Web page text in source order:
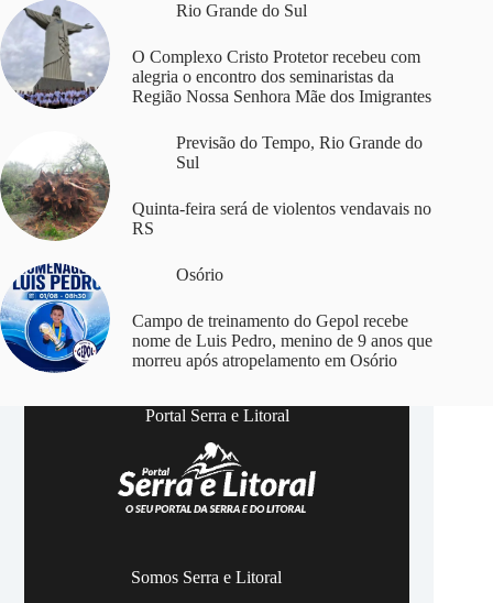
Rio Grande do Sul
O Complexo Cristo Protetor recebeu com
alegria o encontro dos seminaristas da
Região Nossa Senhora Mãe dos Imigrantes
Previsão do Tempo, Rio Grande do
Sul
Quinta-feira será de violentos vendavais no
RS
Osório
Campo de treinamento do Gepol recebe
nome de Luis Pedro, menino de 9 anos que
morreu após atropelamento em Osório
Portal Serra e Litoral
Somos Serra e Litoral